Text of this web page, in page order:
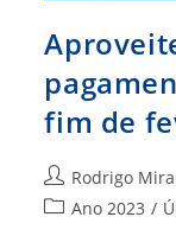
fim de
Autor
do
Rodrigo
Categoria
Ano 2023 /